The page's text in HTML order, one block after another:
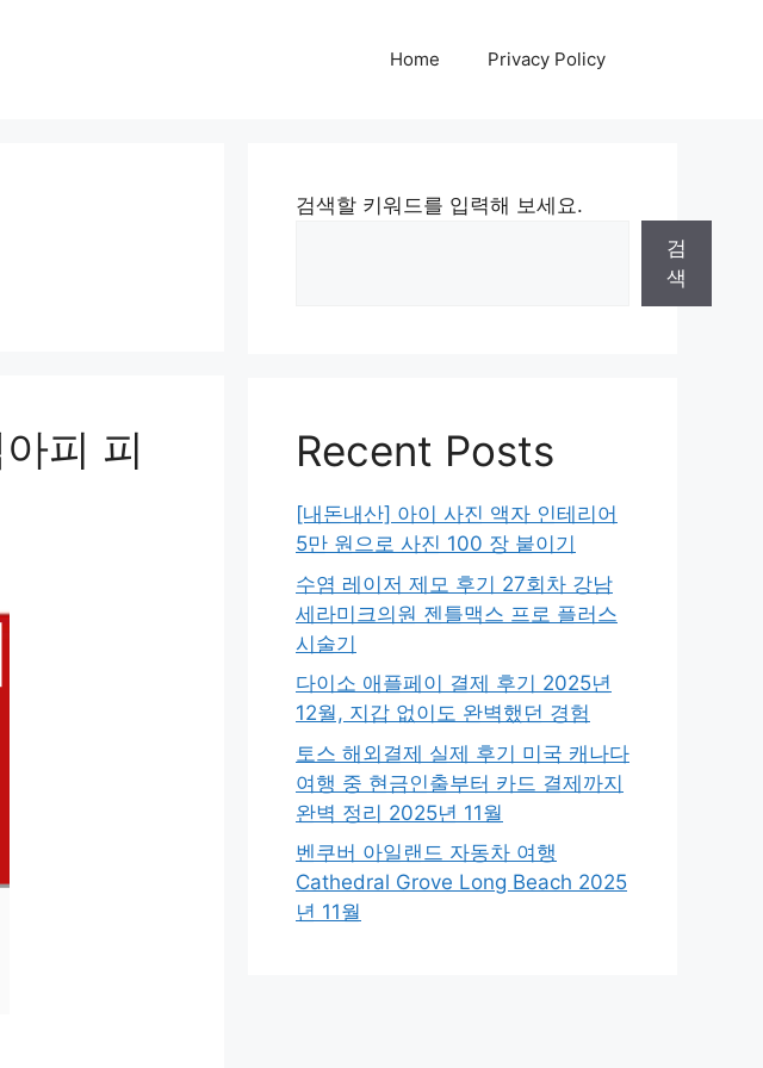
Home Privacy Policy
피 피
검색할 키워드를 입력해 보세요.
검
색
Recent Posts
[내돈내산] 아이 사진 액자 인테리어
5만 원으로 사진 100 장 붙이기
수염 레이저 제모 후기 27회차 강남
세라미크의원 젠틀맥스 프로 플러스
시술기
다이소 애플페이 결제 후기 2025년
12월, 지갑 없이도 완벽했던 경험
토스 해외결제 실제 후기 미국 캐나다
여행 중 현금인출부터 카드 결제까지
완벽 정리 2025년 11월
벤쿠버 아일랜드 자동차 여행
Cathedral Grove Long Beach 2025
년 11월